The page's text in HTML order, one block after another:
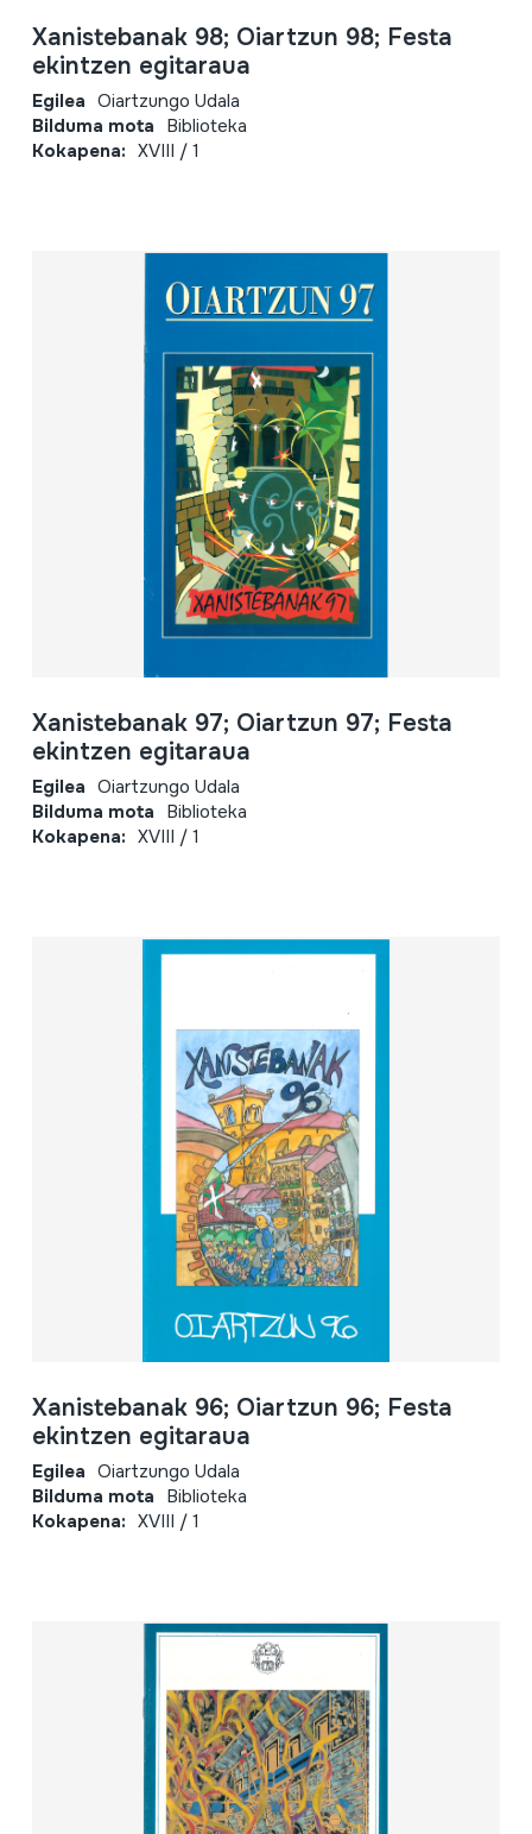
Xanistebanak 98; Oiartzun 98; Festa
ekintzen egitaraua
Egilea Oiartzungo Udala
Bilduma mota Biblioteka
Kokapena: XVIII / 1
Xanistebanak 97; Oiartzun 97; Festa
ekintzen egitaraua
Egilea Oiartzungo Udala
Bilduma mota Biblioteka
Kokapena: XVIII / 1
Xanistebanak 96; Oiartzun 96; Festa
ekintzen egitaraua
Egilea Oiartzungo Udala
Bilduma mota Biblioteka
Kokapena: XVIII / 1